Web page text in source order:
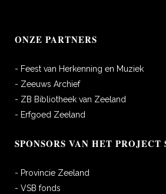
ONZE PARTNERS
- Feest van Herkenning en Muziek
- Zeeuws Archief
- ZB Bibliotheek van Zeeland
- Erfgoed Zeeland
SPONSORS VAN HET
- Provincie Zeeland
- VSB fonds